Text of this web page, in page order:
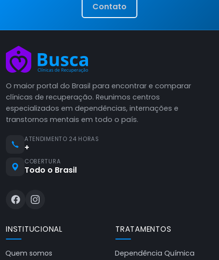
Contato
O maior portal do Brasil para encontrar e comparar
clínicas de recuperação. Reunimos centros
especializados em dependências, internações e
transtornos mentais em todo o país.
ATENDIMENTO 24 HORAS
+
COBERTURA
Todo o Brasil
INSTITUCIONAL
Quem somos
TRATAMENTOS
Dependência Química